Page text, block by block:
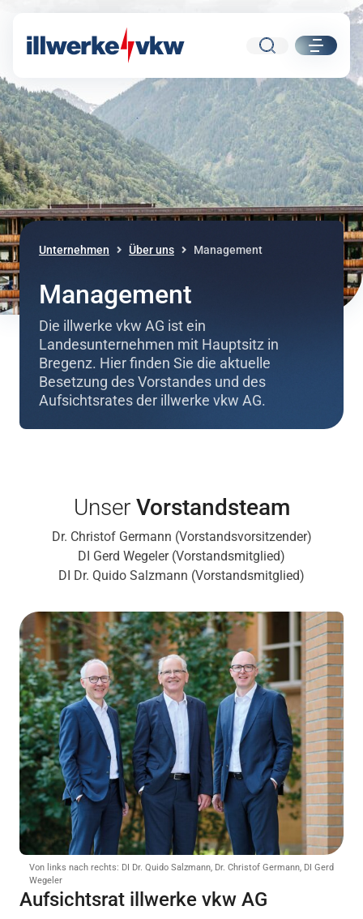
Direkt zum Inhalt
Direkt zur Navigation
Suche
Unternehmen Über uns Management
Management
Die illwerke vkw AG ist ein
Landesunternehmen mit Hauptsitz in
Bregenz. Hier finden Sie die aktuelle
Besetzung des Vorstandes und des
Aufsichtsrates der illwerke vkw AG.
Unser Vorstandsteam
Dr. Christof Germann (Vorstandsvorsitzender)
DI Gerd Wegeler (Vorstandsmitglied)
DI Dr. Quido Salzmann (Vorstandsmitglied)
Von links nach rechts: DI Dr. Quido Salzmann, Dr. Christof Germann, DI Gerd
Wegeler
Aufsichtsrat illwerke vkw AG